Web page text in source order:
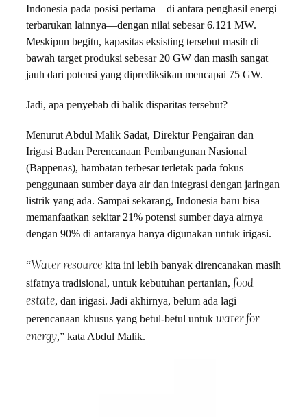
Indonesia pada posisi pertama—di antara penghasil energi
terbarukan lainnya—dengan nilai sebesar 6.121 MW.
Meskipun begitu, kapasitas eksisting tersebut masih di
bawah target produksi sebesar 20 GW dan masih sangat
jauh dari potensi yang diprediksikan mencapai 75 GW.
Jadi, apa penyebab di balik disparitas tersebut?
Menurut Abdul Malik Sadat, Direktur Pengairan dan
Irigasi Badan Perencanaan Pembangunan Nasional
(Bappenas), hambatan terbesar terletak pada fokus
penggunaan sumber daya air dan integrasi dengan jaringan
listrik yang ada. Sampai sekarang, Indonesia baru bisa
memanfaatkan sekitar 21% potensi sumber daya airnya
dengan 90% di antaranya hanya digunakan untuk irigasi.
“Water resource kita ini lebih banyak direncanakan masih
sifatnya tradisional, untuk kebutuhan pertanian, food
estate, dan irigasi. Jadi akhirnya, belum ada lagi
perencanaan khusus yang betul-betul untuk water for
energy,” kata Abdul Malik.